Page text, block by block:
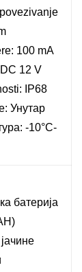
100 mA
12 V
IP68
Унутар
-10°C-
батерија